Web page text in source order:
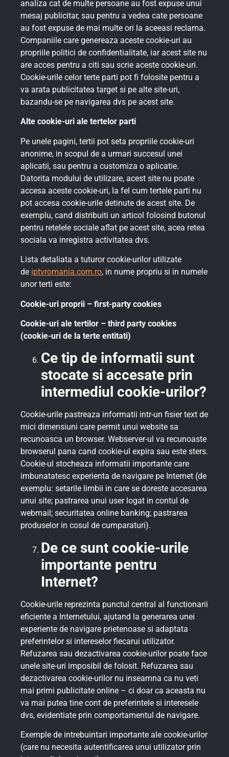
analiza cat de multe persoane au fost expuse unui
mesaj publicitar, sau pentru a vedea cate persoane
au fost expuse de mai multe ori la aceeasi reclama.
Companiile care genereaza aceste cookie-uri au
propriile politici de confidentialitate, iar acest site nu
are acces pentru a citi sau scrie aceste cookie-uri.
Cookie-urile celor terte parti pot fi folosite pentru a
va arata publicitatea target si pe alte site-uri,
bazandu-se pe navigarea dvs pe acest site.
Alte cookie-uri ale tertelor parti
Pe unele pagini, tertii pot seta propriile cookie-uri
anonime, in scopul de a urmari succesul unei
aplicatii, sau pentru a customiza o aplicatie.
Datorita modului de utilizare, acest site nu poate
accesa aceste cookie-uri, la fel cum tertele parti nu
pot accesa cookie-urile detinute de acest site. De
exemplu, cand distribuiti un articol folosind butonul
pentru retelele sociale aflat pe acest site, acea retea
sociala va inregistra activitatea dvs.
Lista detaliata a tuturor cookie-urilor utilizate
de iptvromania.com.ro, in nume propriu si in numele
unor terti este:
Cookie-uri proprii – first-party cookies
Cookie-uri ale tertilor – third party cookies
(cookie-uri de la terte entitati)
Ce tip de informatii sunt
stocate si accesate prin
intermediul cookie-urilor?
Cookie-urile pastreaza informatii intr-un fisier text de
mici dimensiuni care permit unui website sa
recunoasca un browser. Webserver-ul va recunoaste
browserul pana cand cookie-ul expira sau este sters.
Cookie-ul stocheaza informatii importante care
imbunatatesc experienta de navigare pe Internet (de
exemplu: setarile limbii in care se doreste accesarea
unui site; pastrarea unui user logat in contul de
webmail; securitatea online banking; pastrarea
produselor in cosul de cumparaturi).
De ce sunt cookie-urile
importante pentru
Internet?
Cookie-urile reprezinta punctul central al functionarii
eficiente a Internetului, ajutand la generarea unei
experiente de navigare prietenoase si adaptata
preferintelor si intereselor fiecarui utilizator.
Refuzarea sau dezactivarea cookie-urilor poate face
unele site-uri imposibil de folosit. Refuzarea sau
dezactivarea cookie-urilor nu inseamna ca nu veti
mai primi publicitate online – ci doar ca aceasta nu
va mai putea tine cont de preferintele si interesele
dvs, evidentiate prin comportamentul de navigare.
Exemple de intrebuintari importante ale cookie-urilor
(care nu necesita autentificarea unui utilizator prin